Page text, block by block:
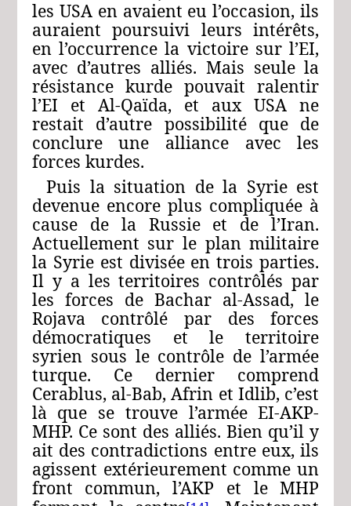
les USA en avaient eu l’occasion, ils
auraient poursuivi leurs intérêts,
en l’occurrence la victoire sur l’EI,
avec d’autres alliés. Mais seule la
résistance kurde pouvait ralentir
l’EI et Al‑Qaïda, et aux USA ne
restait d’autre possibilité que de
conclure une alliance avec les
forces kurdes.
Puis la situation de la Syrie est
devenue encore plus compliquée à
cause de la Russie et de l’Iran.
Actuellement sur le plan militaire
la Syrie est divisée en trois parties.
Il y a les territoires contrôlés par
les forces de Bachar al‑Assad, le
Rojava contrôlé par des forces
démocratiques et le territoire
syrien sous le contrôle de l’armée
turque. Ce dernier comprend
Cerablus, al‑Bab, Afrin et Idlib, c’est
là que se trouve l’armée EI-AKP-
MHP. Ce sont des alliés. Bien qu’il y
ait des contradictions entre eux, ils
agissent extérieurement comme un
front commun, l’AKP et le MHP